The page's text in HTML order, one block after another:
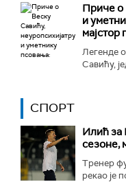
Приче о
и
мајстор
Легенде
Савићу,
СПОРТ
Илић за
сезоне,
Тренер
рекао је